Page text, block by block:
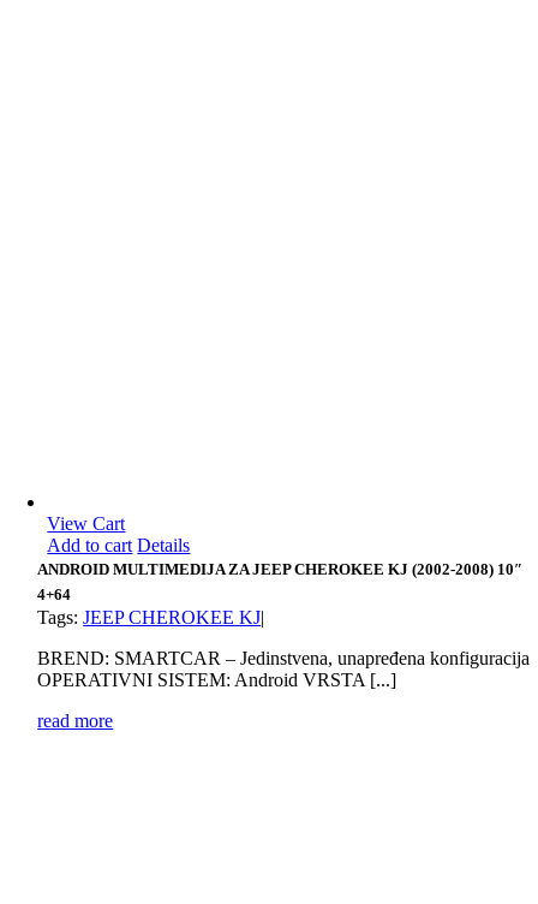
View Cart
Add to cart Details
ANDROID MULTIMEDIJA ZA JEEP CHEROKEE KJ (2002-2008) 10″
4+64
Tags:JEEP CHEROKEE KJ|
BREND: SMARTCAR – Jedinstvena, unapređena konfiguracija
OPERATIVNI SISTEM: Android VRSTA [...]
read more